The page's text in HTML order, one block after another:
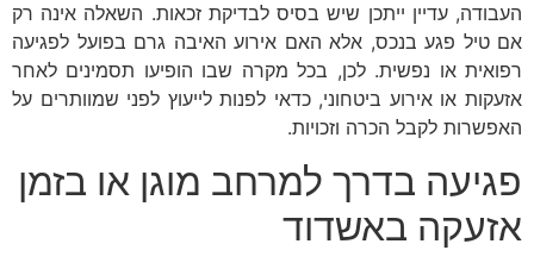
העבודה, עדיין ייתכן שיש בסיס לבדיקת זכאות. השאלה אינה רק
אם טיל פגע בנכס, אלא האם אירוע האיבה גרם בפועל לפגיעה
רפואית או נפשית. לכן, בכל מקרה שבו הופיעו תסמינים לאחר
אזעקות או אירוע ביטחוני, כדאי לפנות לייעוץ לפני שמוותרים על
האפשרות לקבל הכרה וזכויות.
פגיעה בדרך למרחב מוגן או בזמן
אזעקה באשדוד